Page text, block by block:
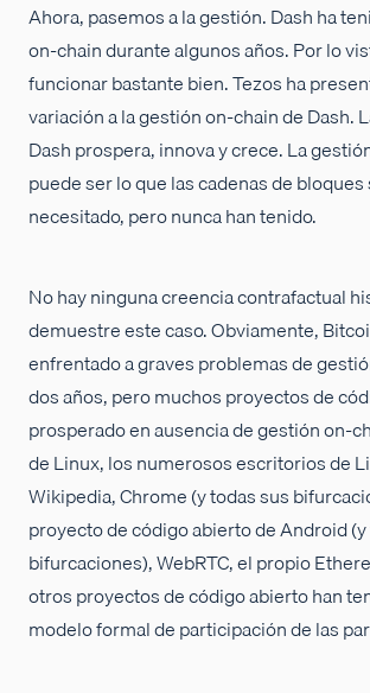
Ahora, pasemos a la gestión. Dash ha
on-chain durante algunos años. Por lo
funcionar bastante bien. Tezos ha
variación a la gestión on-chain de Dash.
Dash prospera, innova y crece. La
puede ser lo que las cadenas de
necesitado, pero nunca han tenido.
No hay ninguna creencia contrafactual
demuestre este caso. Obviamente,
enfrentado a graves problemas de
dos años, pero muchos proyectos de
prosperado en ausencia de gestión on-
de Linux, los numerosos escritorios de
Wikipedia, Chrome (y todas sus
proyecto de código abierto de Android
bifurcaciones), WebRTC, el propio
otros proyectos de código abierto han
modelo formal de participación de las